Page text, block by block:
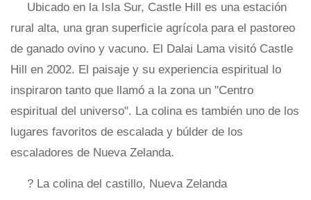
Ubicado en la Isla Sur, Castle Hill es una estación
rural alta, una gran superficie agrícola para el pastoreo
de ganado ovino y vacuno. El Dalai Lama visitó Castle
Hill en 2002. El paisaje y su experiencia espiritual lo
inspiraron tanto que llamó a la zona un "Centro
espiritual del universo". La colina es también uno de los
lugares favoritos de escalada y búlder de los
escaladores de Nueva Zelanda.
? La colina del castillo, Nueva Zelanda